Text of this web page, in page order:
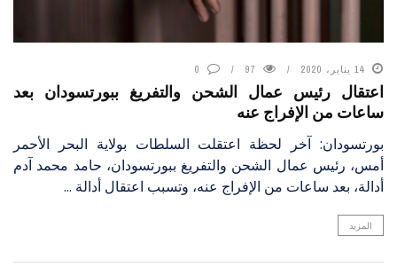
14 يناير، 2020 97
0
اعتقال رئيس عمال الشحن والتفريغ ببورتسودان بعد
ساعات من الإفراج عنه
بورتسودان: آخر لحظة اعتقلت السلطات بولاية البحر الأحمر
أمس، رئيس عمال الشحن والتفريغ ببورتسودان، حامد محمد آدم
أدالة، بعد ساعات من الإفراج عنه، وتسبب اعتقال أدالة ...
المزيد